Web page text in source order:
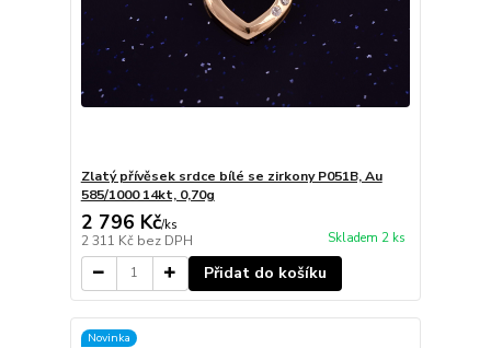
Zlatý přívěsek srdce bílé se zirkony P051B, Au
585/1000 14kt, 0,70g
2 796 Kč/ks
2 311 Kč bez DPH Skladem 2 ks
Přidat do košíku
Novinka